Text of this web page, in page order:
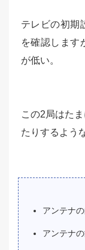
テレビの初期
を確認します
が低い。
この2局はた
たりするよう
アンテナ
アンテナ